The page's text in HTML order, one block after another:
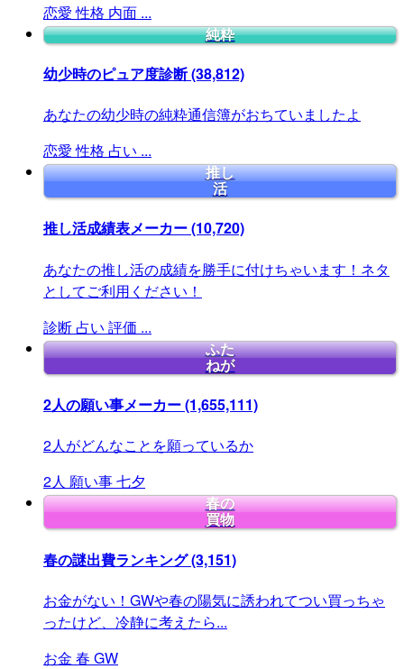
恋愛 性格 内面 ...
純粋
幼少時のピュア度診断(38,812)
あなたの幼少時の純粋通信簿がおちていましたよ
恋愛 性格 占い ...
推し
活
推し活成績表メーカー(10,720)
あなたの推し活の成績を勝手に付けちゃいます！ネタ
としてご利用ください！
診断 占い 評価 ...
ふた
ねが
2人の願い事メーカー(1,655,111)
2人がどんなことを願っているか
2人 願い事七夕
春の
買物
春の謎出費ランキング(3,151)
お金がない！GWや春の陽気に誘われてつい買っちゃ
ったけど、冷静に考えたら...
お金 春 GW